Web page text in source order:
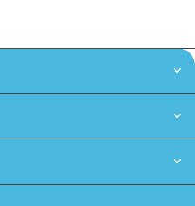
небольшие
свойства
элементы товара и